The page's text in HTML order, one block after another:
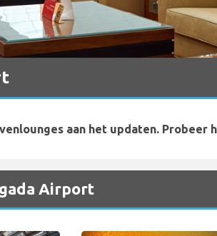
aan het updaten. Probeer
Airport